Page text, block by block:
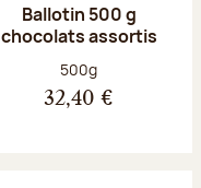
Ballotin 500 g
chocolats assortis
Poids net :
500g
32,40 €